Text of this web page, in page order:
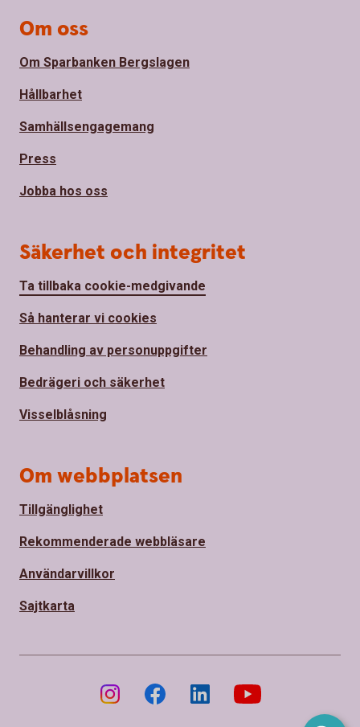
Om oss
Om Sparbanken Bergslagen
Hållbarhet
Samhällsengagemang
Press
Jobba hos oss
Säkerhet och integritet
Ta tillbaka cookie-medgivande
Så hanterar vi cookies
Behandling av personuppgifter
Bedrägeri och säkerhet
Visselblåsning
Om webbplatsen
Tillgänglighet
Rekommenderade webbläsare
Användarvillkor
Sajtkarta